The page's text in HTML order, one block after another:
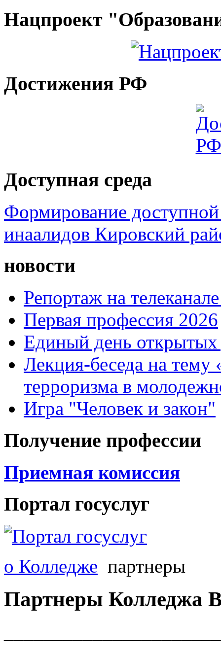
Нацпроект
Достижения РФ
Доступная среда
Формирование доступной
инаалидов Кировский
новости
Репортаж на
Первая профессия 2026
Единый день открытых
Лекция-беседа на тему
терроризма в
Игра "Человек и закон"
Получение профессии
Приемная комиссия
Портал госуслуг
о Колледже партнеры
Партнеры Колледжа